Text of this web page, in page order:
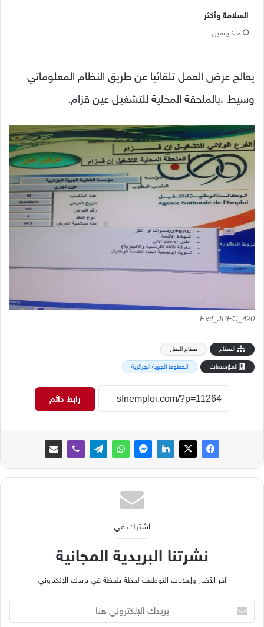
السلامة وأكثر
منذ يومين
يعالج عرض العمل تلقائيا عن طريق النظام المعلوماتي
وسيط ،بالملحقة المحلية للتشغيل عين قزام.
Exif_JPEG_420
القطاع
قطاع النقل
المؤسسات
الخطوط الجوية الجزائرية
رابط دائم
اشترك في
نشرتنا البريدية المجانية
آخر الأخبار وإعلانات التوظيف لحظة بلحظة في بريدك الإلكتروني